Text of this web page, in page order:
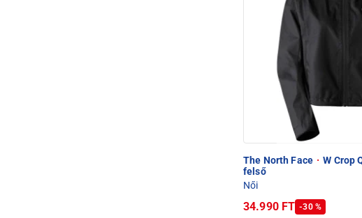
The North Face · W Crop
felső
Női
34.990 FT -30 %